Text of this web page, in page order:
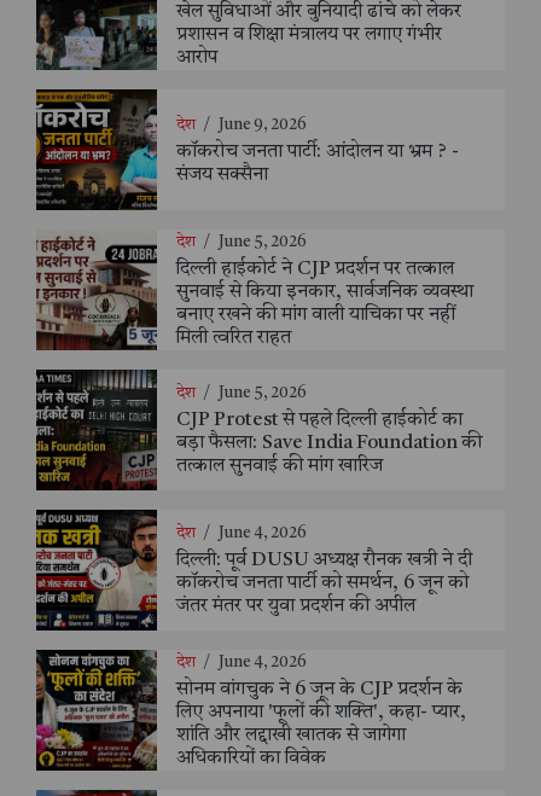
खेल सुविधाओं और बुनियादी ढांचे को लेकर
प्रशासन व शिक्षा मंत्रालय पर लगाए गंभीर
आरोप
देश / June 9, 2026
कॉकरोच जनता पार्टी: आंदोलन या भ्रम ? -
संजय सक्सैना
देश / June 5, 2026
दिल्ली हाईकोर्ट ने CJP प्रदर्शन पर तत्काल
सुनवाई से किया इनकार, सार्वजनिक व्यवस्था
बनाए रखने की मांग वाली याचिका पर नहीं
मिली त्वरित राहत
देश / June 5, 2026
CJP Protest से पहले दिल्ली हाईकोर्ट का
बड़ा फैसला: Save India Foundation की
तत्काल सुनवाई की मांग खारिज
देश / June 4, 2026
दिल्ली: पूर्व DUSU अध्यक्ष रौनक खत्री ने दी
कॉकरोच जनता पार्टी को समर्थन, 6 जून को
जंतर मंतर पर युवा प्रदर्शन की अपील
देश / June 4, 2026
सोनम वांगचुक ने 6 जून के CJP प्रदर्शन के
लिए अपनाया 'फूलों की शक्ति', कहा- प्यार,
शांति और लद्दाखी खातक से जागेगा
अधिकारियों का विवेक